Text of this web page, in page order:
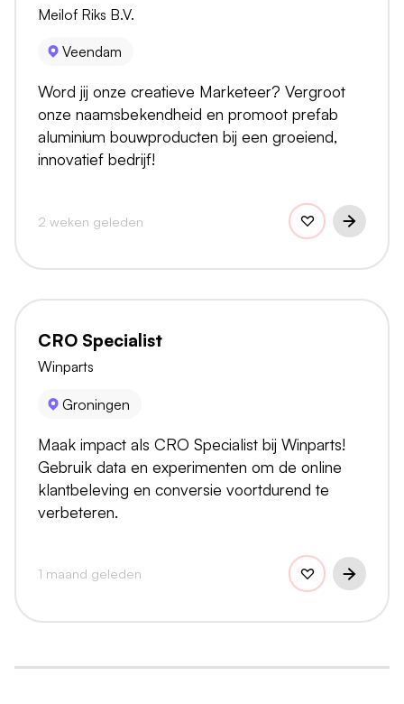
Meilof Riks B.V.
Veendam
Word jij onze creatieve Marketeer? Vergroot
onze naamsbekendheid en promoot prefab
aluminium bouwproducten bij een groeiend,
innovatief bedrijf!
2 weken geleden
CRO Specialist
Winparts
Groningen
Maak impact als CRO Specialist bij Winparts!
Gebruik data en experimenten om de online
klantbeleving en conversie voortdurend te
verbeteren.
1 maand geleden